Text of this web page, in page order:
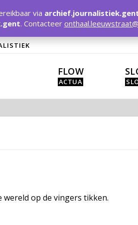
FLOW
wereld op de vingers tikken.
via
. Contacteer